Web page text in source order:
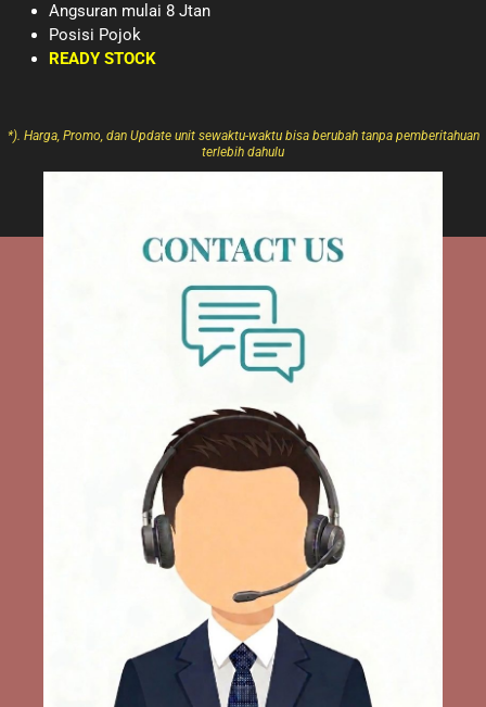
Angsuran mulai 8 Jtan
Posisi Pojok
READY STOCK
*). Harga, Promo, dan Update unit sewaktu-waktu bisa berubah tanpa pemberitahuan
terlebih dahulu